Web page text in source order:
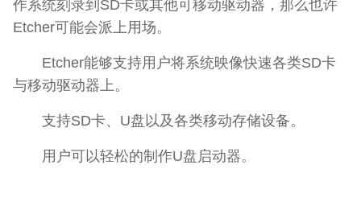
作系统刻录到SD卡或其他可移动驱动器，那么也许
Etcher可能会派上用场。
Etcher能够支持用户将系统映像快速各类SD卡
与移动驱动器上。
支持SD卡、U盘以及各类移动存储设备。
用户可以轻松的制作U盘启动器。